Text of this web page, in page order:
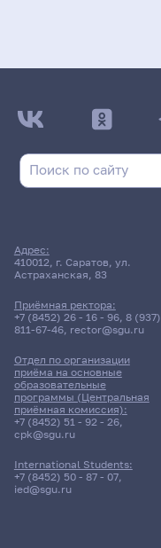
Адрес:
410012, г. Саратов, ул.
Астраханская, 83
Приёмная ректора:
+7 (8452) 26 - 16 - 96, 8 (937)
811-67-46, rector@sgu.ru
Отдел по организации
приёма на основные
образовательные
программы (Центральная
приёмная комиссия):
+7 (8452) 51 - 92 - 26,
cpk@sgu.ru
International Students:
+7 (8452) 50 - 87 - 07,
ied@sgu.ru